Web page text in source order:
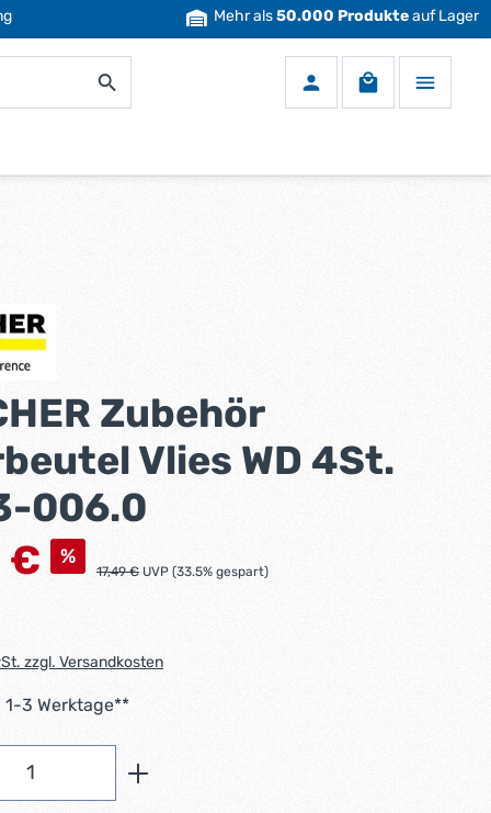
Mehr als50.000 Produkteauf Lager
Warenkorb
Zubehör
Vlies WD 4St.
006.0
€ %
Regulärer Preis:
17,49 € UVP (33.5% gespart)
zzgl. Versandkosten
3 Werktage**
Gib den gewünschten Wert ein